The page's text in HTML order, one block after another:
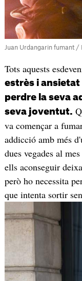
Juan Urdangarin fumant /
Tots aquests
estrès i ansietat
perdre la seva
seva joventut.
va començar a
addicció amb més
dues vegades al
ells aconseguir
però ho necessita
que intenta sortir